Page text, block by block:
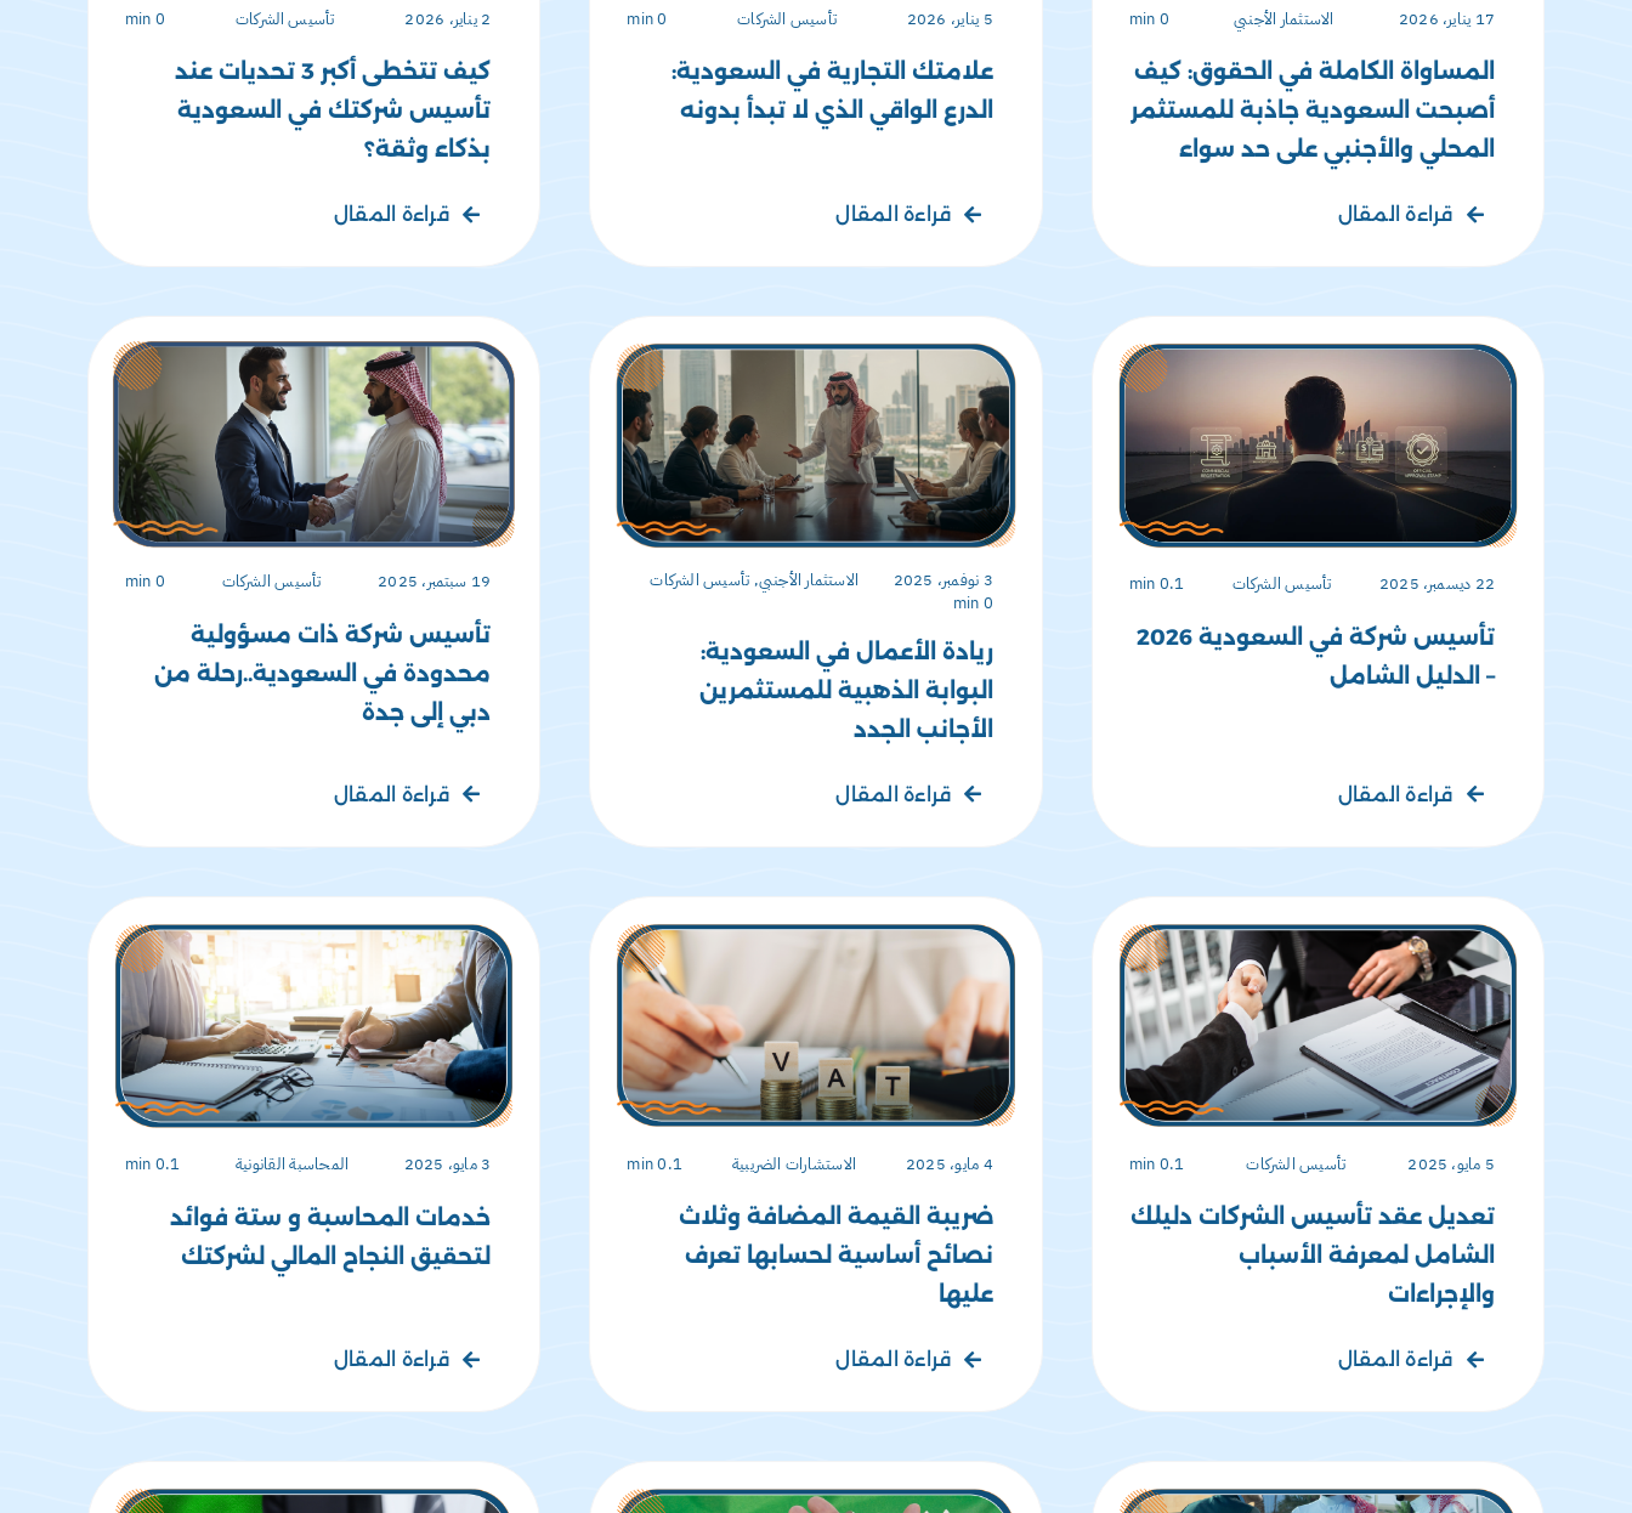
17 يناير، 2026 الاستثمار الأجنبي 0 min
المساواة الكاملة في الحقوق: كيف
أصبحت السعودية جاذبة للمستثمر
المحلي والأجنبي على حد سواء
قراءة المقال
5 يناير، 2026 تأسيس الشركات 0 min
علامتك التجارية في السعودية:
الدرع الواقي الذي لا تبدأ بدونه
قراءة المقال
2 يناير، 2026 تأسيس الشركات 0 min
كيف تتخطى أكبر 3 تحديات عند
تأسيس شركتك في السعودية
بذكاء وثقة؟
قراءة المقال
22 ديسمبر، 2025 تأسيس الشركات 0.1 min
تأسيس شركة في السعودية 2026
– الدليل الشامل
قراءة المقال
3 نوفمبر، 2025 الاستثمار الأجنبي,تأسيس الشركات
0 min
ريادة الأعمال في السعودية:
البوابة الذهبية للمستثمرين
الأجانب الجدد
قراءة المقال
19 سبتمبر، 2025 تأسيس الشركات 0 min
تأسيس شركة ذات مسؤولية
محدودة في السعودية..رحلة من
دبي إلى جدة
قراءة المقال
5 مايو، 2025 تأسيس الشركات 0.1 min
تعديل عقد تأسيس الشركات دليلك
الشامل لمعرفة الأسباب
والإجراءات
قراءة المقال
4 مايو، 2025 الاستشارات الضريبية 0.1 min
ضريبة القيمة المضافة وثلاث
نصائح أساسية لحسابها تعرف
عليها
قراءة المقال
3 مايو، 2025 المحاسبة القانونية 0.1 min
خدمات المحاسبة و ستة فوائد
لتحقيق النجاح المالي لشركتك
قراءة المقال